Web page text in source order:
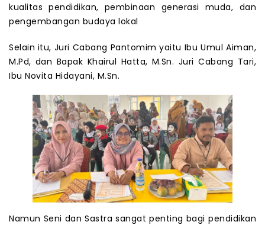
kualitas pendidikan, pembinaan generasi muda, dan
pengembangan budaya lokal
Selain itu, Juri Cabang Pantomim yaitu Ibu Umul Aiman,
M.Pd, dan Bapak Khairul Hatta, M.Sn. Juri Cabang Tari,
Ibu Novita Hidayani, M.Sn.
Namun Seni dan Sastra sangat penting bagi pendidikan